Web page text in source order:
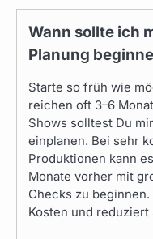
Wann sollte ich
Planung
Starte so früh wie
reichen oft 3–6
Shows solltest Du
einplanen. Bei sehr
Produktionen kann
Monate vorher mit
Checks zu
Kosten und reduziert